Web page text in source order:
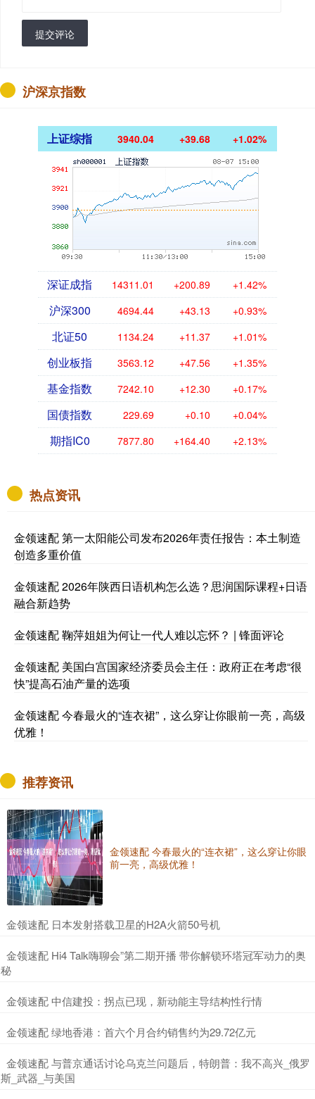
提交评论
沪深京指数
上证综指 3940.04 +39.68 +1.02%
深证成指 14311.01 +200.89 +1.42%
沪深300 4694.44 +43.13 +0.93%
北证50 1134.24 +11.37 +1.01%
创业板指 3563.12 +47.56 +1.35%
基金指数 7242.10 +12.30 +0.17%
国债指数 229.69 +0.10 +0.04%
期指IC0 7877.80 +164.40 +2.13%
热点资讯
金领速配 第一太阳能公司发布2026年责任报告：本土制造
创造多重价值
金领速配 2026年陕西日语机构怎么选？思润国际课程+日语
融合新趋势
金领速配 鞠萍姐姐为何让一代人难以忘怀？ | 锋面评论
金领速配 美国白宫国家经济委员会主任：政府正在考虑“很
快”提高石油产量的选项
金领速配 今春最火的“连衣裙”，这么穿让你眼前一亮，高级
优雅！
推荐资讯
金领速配 今春最火的“连衣裙”，这么穿让你眼
前一亮，高级优雅！
​金领速配 日本发射搭载卫星的H2A火箭50号机
​金领速配 Hi4 Talk嗨聊会”第二期开播 带你解锁环塔冠军动力的奥
秘
​金领速配 中信建投：拐点已现，新动能主导结构性行情
​金领速配 绿地香港：首六个月合约销售约为29.72亿元
​金领速配 与普京通话讨论乌克兰问题后，特朗普：我不高兴_俄罗
斯_武器_与美国